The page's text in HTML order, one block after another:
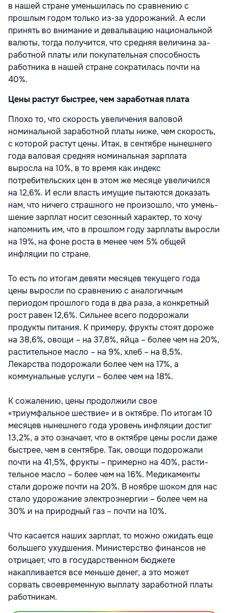
в нашей стране уменьшилась по сравнению с
прошлым годом только из-за удорожаний. А если
принять во внима­ние и девальвацию национальной
валюты, тогда получится, что средняя величина за­
работной платы или покупательная способ­ность
работника в нашей стране сократи­лась почти на
40%.
Цены растут быстрее, чем заработная плата
Плохо то, что скорость увеличения вало­вой
номинальной заработной платы ниже, чем скорость,
с которой растут цены. Итак, в сентябре нынешнего
года валовая средняя номинальная зарплата
выросла на 10%, в то время как индекс
потребительских цен в этом же месяце увеличился
на 12,6%. И если власть имущие пытаются доказать
нам, что ничего страшного не произошло, что умень­
шение зарплат носит сезонный характер, то хочу
напомнить им, что в прошлом году зар­платы выросли
на 19%, на фоне роста в ме­нее чем 5% общей
инфляции по стране.
То есть по итогам девяти месяцев текуще­го года
цены выросли по сравнению с ана­логичным
периодом прошлого года в два раза, а конкретный
рост равен 12,6%. Силь­нее всего подорожали
продукты питания. К примеру, фрукты стоят дороже
на 38,6%, овощи – на 37,8%, яйца – более чем на 20%,
растительное масло – на 9%, хлеб – на 8,5%.
Лекарства подорожали более чем на 17%, а
коммунальные услуги – более чем на 18%.
К сожалению, цены продолжили свое
«триумфальное шествие» и в октябре. По итогам 10
месяцев нынешнего года уровень инфляции достиг
13,2%, а это означает, что в октябре цены росли даже
быстрее, чем в сентябре. Так, овощи подорожали
почти на 41,5%, фрукты – примерно на 40%, расти­
тельное масло – более чем на 16%. Медика­менты
стали дороже почти на 20%. В ноябре шоком для нас
стало удорожание электроэнергии – более чем на
30% и на природ­ный газ – почти на 10%.
Что касается наших зарплат, то можно ожидать еще
большего ухудшения. Министерство финансов не
отрицает, что в госу­дарственном бюджете
накапливается все меньше денег, а это может
сорвать своевре­менную выплату заработной платы
работ­никам.